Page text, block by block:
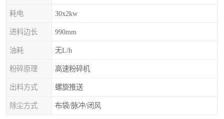
耗电 30x2kw
进料边长 990mm
油耗 无L/h
粉碎原理 高速粉碎机
出料方式 螺旋推送
除尘方式 布袋/脉冲/闭风